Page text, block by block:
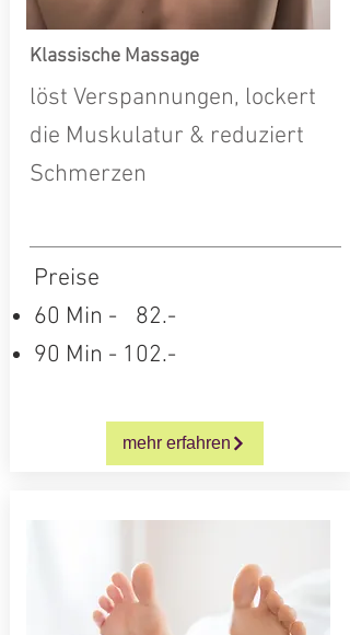
Klassische Massage
löst Verspannungen, lockert
die Muskulatur & reduziert
Schmerzen
Preise
60 Min -
82.-
90 Min - 102.-
mehr erfahren